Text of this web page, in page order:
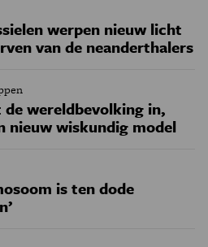
werpen nieuw licht
van de neanderthalers
wereldbevolking in,
nieuw wiskundig model
is ten dode